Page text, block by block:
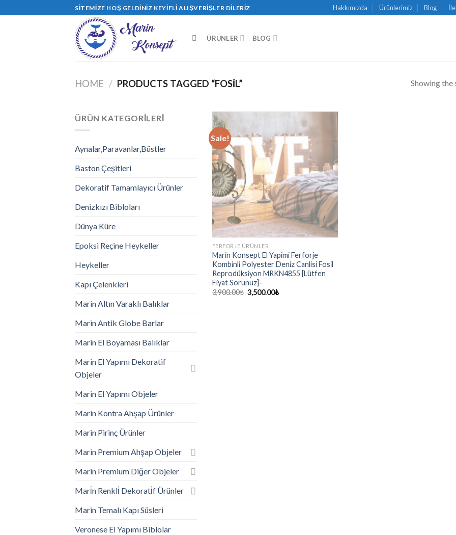
to
SITEMIZE HOŞ GELDINIZ KEYIFLI ALIŞVERIŞLER DILERIZ Hakkımızda Ürünlerimiz Blog
ÜRÜNLER BLOG
HOME / PRODUCTS TAGGED “FOSİL” Showing the
ÜRÜN KATEGORILERI
Aynalar,Paravanlar,Büstler
Baston Çeşitleri
Dekoratif Tamamlayıcı Ürünler
Denizkızı Bibloları
Dünya Küre
Epoksi Reçine Heykeller
Heykeller
Kapı Çelenkleri
Marin Altın Varaklı Balıklar
Marin Antik Globe Barlar
Marin El Boyaması Balıklar
Marin El Yapımı Dekoratif
Objeler
Marin El Yapımı Objeler
Marin Kontra Ahşap Ürünler
Marin Pirinç Ürünler
Marin Premium Ahşap Objeler
Marin Premium Diğer Objeler
Mari̇n Renkli̇ Dekorati̇f Ürünler
Marin Temalı Kapı Süsleri
Veronese El Yapımı Biblolar
Sale!
FERFORJE ÜRÜNLER
Mari̇n Konsept El Yapimi Ferforje
Kombi̇nli̇ Polyester Deni̇z Canlisi Fosi̇l
Reprodüksi̇yon MRKN4855 [Lütfen
Fiyat Sorunuz]-
3,900.00₺ 3,500.00₺